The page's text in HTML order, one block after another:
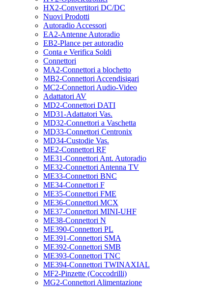
HX2-Convertitori DC/DC
Nuovi Prodotti
Autoradio Accessori
EA2-Antenne Autoradio
EB2-Plance per autoradio
Conta e Verifica Soldi
Connettori
MA2-Connettori a blochetto
MB2-Connettori Accendisigari
MC2-Connettori Audio-Video
Adattatori AV
MD2-Connettori DATI
MD31-Adattatori Vas.
MD32-Connettori a Vaschetta
MD33-Connettori Centronix
MD34-Custodie Vas.
ME2-Connettori RF
ME31-Connettori Ant. Autoradio
ME32-Connettori Antenna TV
ME33-Connettori BNC
ME34-Connettori F
ME35-Connettori FME
ME36-Connettori MCX
ME37-Connettori MINI-UHF
ME38-Connettori N
ME390-Connettori PL
ME391-Connettori SMA
ME392-Connettori SMB
ME393-Connettori TNC
ME394-Connettori TWINAXIAL
MF2-Pinzette (Coccodrilli)
MG2-Connettori Alimentazione